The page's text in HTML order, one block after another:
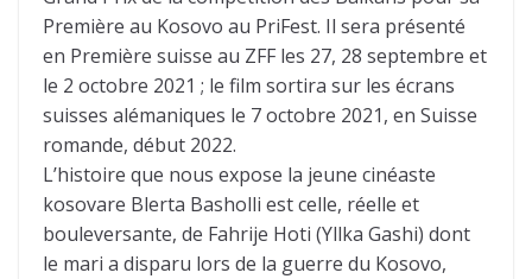
Première au Kosovo au PriFest. Il sera présenté
en Première suisse au ZFF les 27, 28 septembre et
le 2 octobre 2021 ; le film sortira sur les écrans
suisses alémaniques le 7 octobre 2021, en Suisse
romande, début 2022.
L’histoire que nous expose la jeune cinéaste
kosovare Blerta Basholli est celle, réelle et
bouleversante, de Fahrije Hoti (Yllka Gashi) dont
le mari a disparu lors de la guerre du Kosovo,